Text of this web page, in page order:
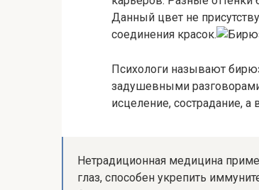
Данный цвет не
соединения красок.
Психологи называют
задушевными
исцеление, сострадание,
Нетрадиционная медицина
глаз, способен укрепить